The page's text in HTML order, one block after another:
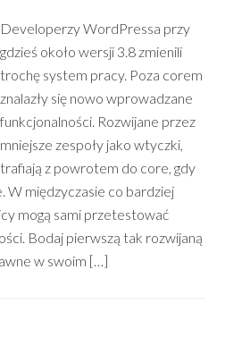
Developerzy WordPressa przy
gdzieś około wersji 3.8 zmienili
trochę system pracy. Poza corem
znalazły się nowo wprowadzane
funkcjonalności. Rozwijane przez
mniejsze zespoły jako wtyczki,
trafiają z powrotem do core, gdy
W międzyczasie co bardziej
mogą sami przetestować
Bodaj pierwszą tak rozwijaną
w swoim […]